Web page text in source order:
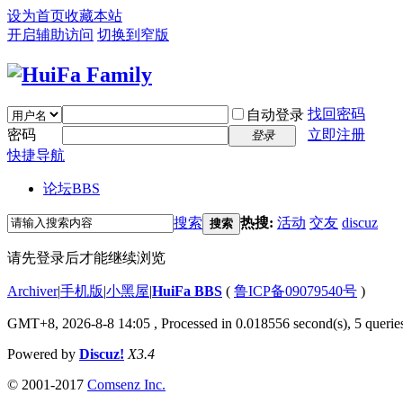
设为首页收藏本站
开启辅助访问 切换到窄版
自动登录 找回密码
密码
登录
立即注册
快捷导航
论坛BBS
搜索 搜索 热搜: 活动 交友 discuz
请先登录后才能继续浏览
Archiver|手机版|小黑屋|HuiFa BBS ( 鲁ICP备09079540号 )
GMT+8, 2026-8-8 14:05 , Processed in 0.018556 second(s), 5
Powered by Discuz! X3.4
© 2001-2017 Comsenz Inc.